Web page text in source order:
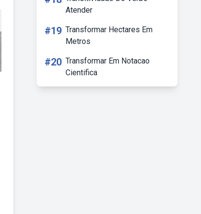
Atender
#19 Transformar Hectares Em
Metros
#20 Transformar Em Notacao
Cientifica